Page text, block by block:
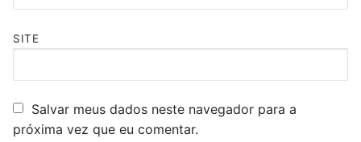
SITE
Salvar meus dados neste navegador para a
próxima vez que eu comentar.